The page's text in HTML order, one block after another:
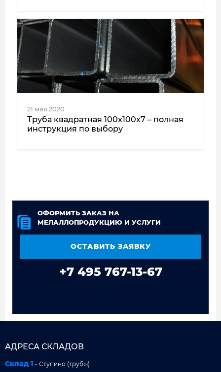
21 мая 2020
Труба квадратная 100x100x7 – полная
инструкция по выбору
ОФОРМИТЬ ЗАКАЗ НА
МЕЛАЛЛОПРОДУКЦИЮ И УСЛУГИ
ОСТАВИТЬ ЗАЯВКУ
+7 495 767-13-67
АДРЕСА СКЛАДОВ
Склад 1 - Ступино (трубы)